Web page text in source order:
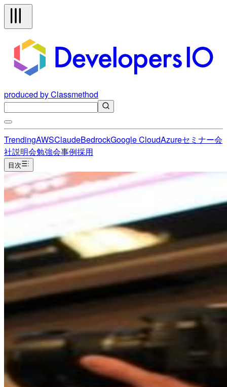
produced by Classmethod
TrendingAWSClaudeBedrockGoogle CloudAzureセミナー会
社説明会勉強会事例採用
目次